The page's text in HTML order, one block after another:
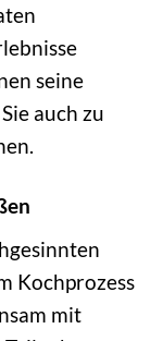
seine
auch zu
Kochprozess
mit